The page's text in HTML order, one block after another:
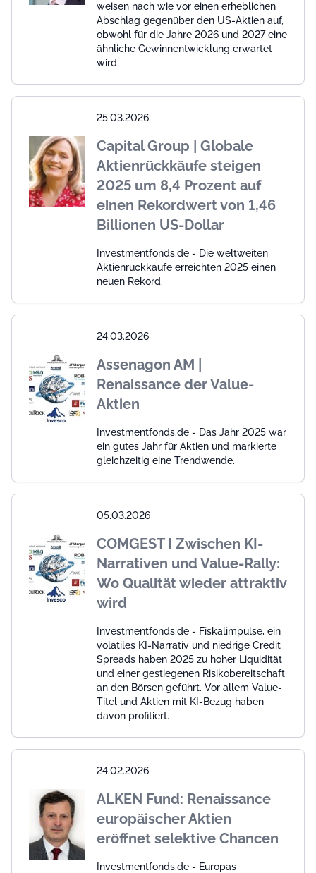
weisen nach wie vor einen erheblichen
Abschlag gegenüber den US-Aktien auf,
obwohl für die Jahre 2026 und 2027 eine
ähnliche Gewinnentwicklung erwartet
wird.
25.03.2026
Capital Group | Globale
Aktienrückkäufe steigen
2025 um 8,4 Prozent auf
einen Rekordwert von 1,46
Billionen US-Dollar
Investmentfonds.de - Die weltweiten
Aktienrückkäufe erreichten 2025 einen
neuen Rekord.
24.03.2026
Assenagon AM |
Renaissance der Value-
Aktien
Investmentfonds.de - Das Jahr 2025 war
ein gutes Jahr für Aktien und markierte
gleichzeitig eine Trendwende.
05.03.2026
COMGEST I Zwischen KI-
Narrativen und Value-Rally:
Wo Qualität wieder attraktiv
wird
Investmentfonds.de - Fiskalimpulse, ein
volatiles KI-Narrativ und niedrige Credit
Spreads haben 2025 zu hoher Liquidität
und einer gestiegenen Risikobereitschaft
an den Börsen geführt. Vor allem Value-
Titel und Aktien mit KI-Bezug haben
davon profitiert.
24.02.2026
ALKEN Fund: Renaissance
europäischer Aktien
eröffnet selektive Chancen
Investmentfonds.de - Europas